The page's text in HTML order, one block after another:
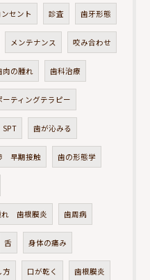
セント 診査 歯牙形態
メンテナンス 咬み合わせ
肉の腫れ 歯科治療
ーティングテラピー
SPT 歯が沁みる
早期接触 歯の形態学
歯根膜炎 歯周病
舌 身体の痛み
方 口が乾く 歯根膜炎